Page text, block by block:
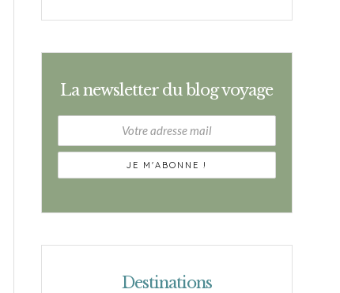
La newsletter du blog voyage
Destinations